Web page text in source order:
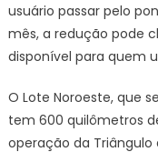
usuário passar pelo
mês, a redução pode
disponível para quem
O Lote Noroeste, que
tem 600 quilômetros
operação da